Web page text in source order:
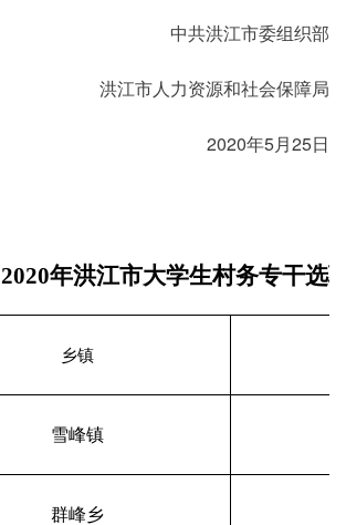
中共洪江市委组织部
洪江市人力资源和社会保障局
2020年5月25日
2020年洪江市大学生村务专干选
乡镇
雪峰镇
群峰乡